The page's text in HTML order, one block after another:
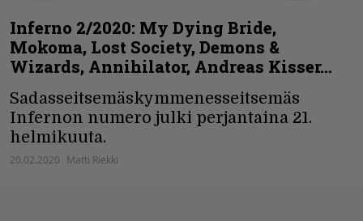
Inferno 2/2020: My Dying Bride,
Mokoma, Lost Society, Demons &
Wizards, Annihilator, Andreas Kisser…
Sadasseitsemäskymmenesseitsemäs
Infernon numero julki perjantaina 21.
helmikuuta.
20.02.2020 Matti Riekki